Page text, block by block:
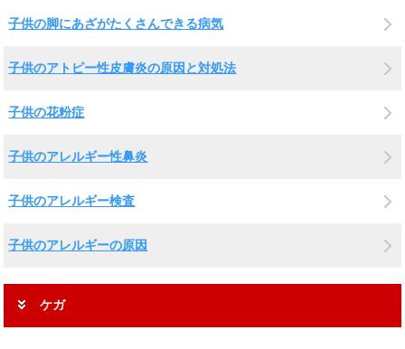
子供の脚にあざがたくさんできる病気
子供のアトピー性皮膚炎の原因と対処法
子供の花粉症
子供のアレルギー性鼻炎
子供のアレルギー検査
子供のアレルギーの原因
ケガ